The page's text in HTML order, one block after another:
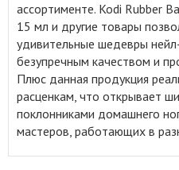
ассортименте. Kodi Rubber
15 мл и другие товары
удивительные шедевры
безупречным качеством и
Плюс данная продукция
расценкам, что открывает
поклонниками домашнего
мастеров, работающих в